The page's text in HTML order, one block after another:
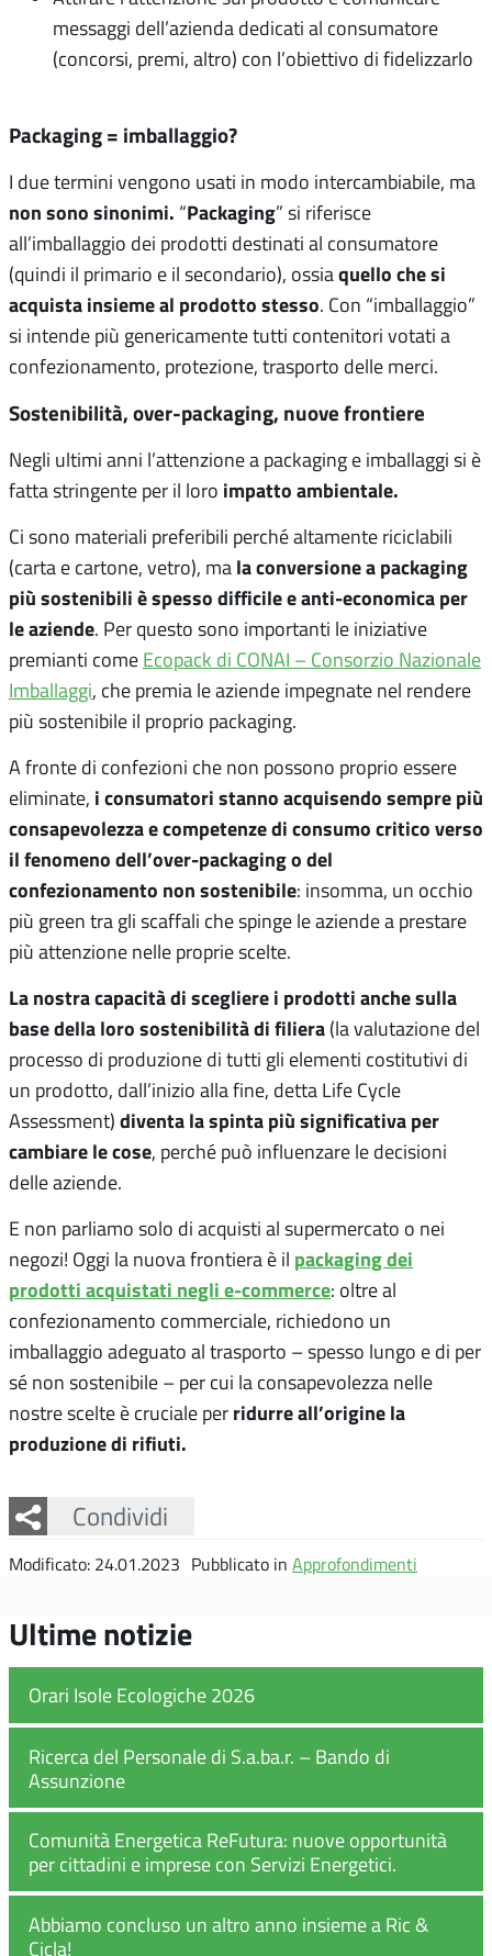
messaggi dell’azienda dedicati al consumatore
(concorsi, premi, altro) con l’obiettivo di fidelizzarlo
Packaging = imballaggio?
I due termini vengono usati in modo intercambiabile, ma
non sono sinonimi. “Packaging” si riferisce
all’imballaggio dei prodotti destinati al consumatore
(quindi il primario e il secondario), ossia quello che si
acquista insieme al prodotto stesso. Con “imballaggio”
si intende più genericamente tutti contenitori votati a
confezionamento, protezione, trasporto delle merci.
Sostenibilità, over-packaging, nuove frontiere
Negli ultimi anni l’attenzione a packaging e imballaggi si è
fatta stringente per il loro impatto ambientale.
Ci sono materiali preferibili perché altamente riciclabili
(carta e cartone, vetro), ma la conversione a packaging
più sostenibili è spesso difficile e anti-economica per
le aziende. Per questo sono importanti le iniziative
premianti come Ecopack di CONAI – Consorzio Nazionale
Imballaggi, che premia le aziende impegnate nel rendere
più sostenibile il proprio packaging.
A fronte di confezioni che non possono proprio essere
eliminate, i consumatori stanno acquisendo sempre più
consapevolezza e competenze di consumo critico verso
il fenomeno dell’over-packaging o del
confezionamento non sostenibile: insomma, un occhio
più green tra gli scaffali che spinge le aziende a prestare
più attenzione nelle proprie scelte.
La nostra capacità di scegliere i prodotti anche sulla
base della loro sostenibilità di filiera (la valutazione del
processo di produzione di tutti gli elementi costitutivi di
un prodotto, dall’inizio alla fine, detta Life Cycle
Assessment) diventa la spinta più significativa per
cambiare le cose, perché può influenzare le decisioni
delle aziende.
E non parliamo solo di acquisti al supermercato o nei
negozi! Oggi la nuova frontiera è il packaging dei
prodotti acquistati negli e-commerce: oltre al
confezionamento commerciale, richiedono un
imballaggio adeguato al trasporto – spesso lungo e di per
sé non sostenibile – per cui la consapevolezza nelle
nostre scelte è cruciale per ridurre all’origine la
produzione di rifiuti.
Condividi
Facebook
Twitter
Whatsapp
Modificato: 24.01.2023 Pubblicato in Approfondimenti
Ultime notizie
Orari Isole Ecologiche 2026
Ricerca del Personale di S.a.ba.r. – Bando di
Assunzione
Comunità Energetica ReFutura: nuove opportunità
per cittadini e imprese con Servizi Energetici.
Abbiamo concluso un altro anno insieme a Ric &
Cicla!